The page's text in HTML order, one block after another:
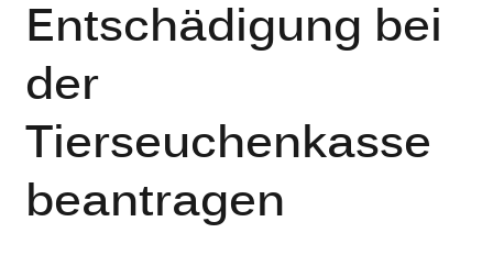
Entschädigung bei
der
Tierseuchenkasse
beantragen